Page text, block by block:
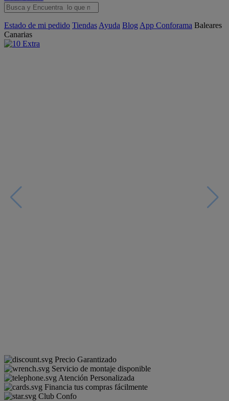
Estado de mi pedido Tiendas Ayuda Blog App Conforama Baleares
Canarias
Precio Garantizado
Servicio de montaje disponible
Atención Personalizada
Financia tus compras fácilmente
Club Confo